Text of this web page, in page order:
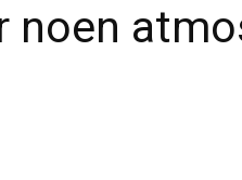
noen